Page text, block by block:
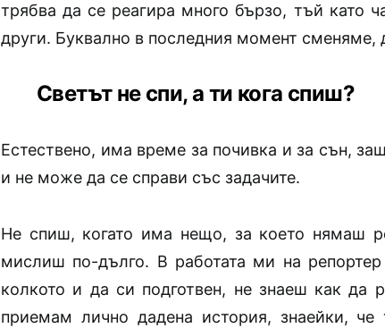
трябва да се реагира много бързо, тъй като
други. Буквално в последния момент сменяме,
Светът не спи, а ти кога спиш?
Естествено, има време за почивка и за сън,
и не може да се справи със задачите.
Не спиш, когато има нещо, за което нямаш
мислиш по-дълго. В работата ми на
колкото и да си подготвен, не знаеш как да
приемам лично дадена история, знаейки,